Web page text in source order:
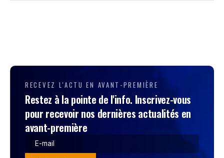
RECEVEZ L'ACTU EN AVANT-PREMIÈRE
Restez à la pointe de l'info. Inscrivez-vous
pour recevoir nos dernières actualités en
avant-première